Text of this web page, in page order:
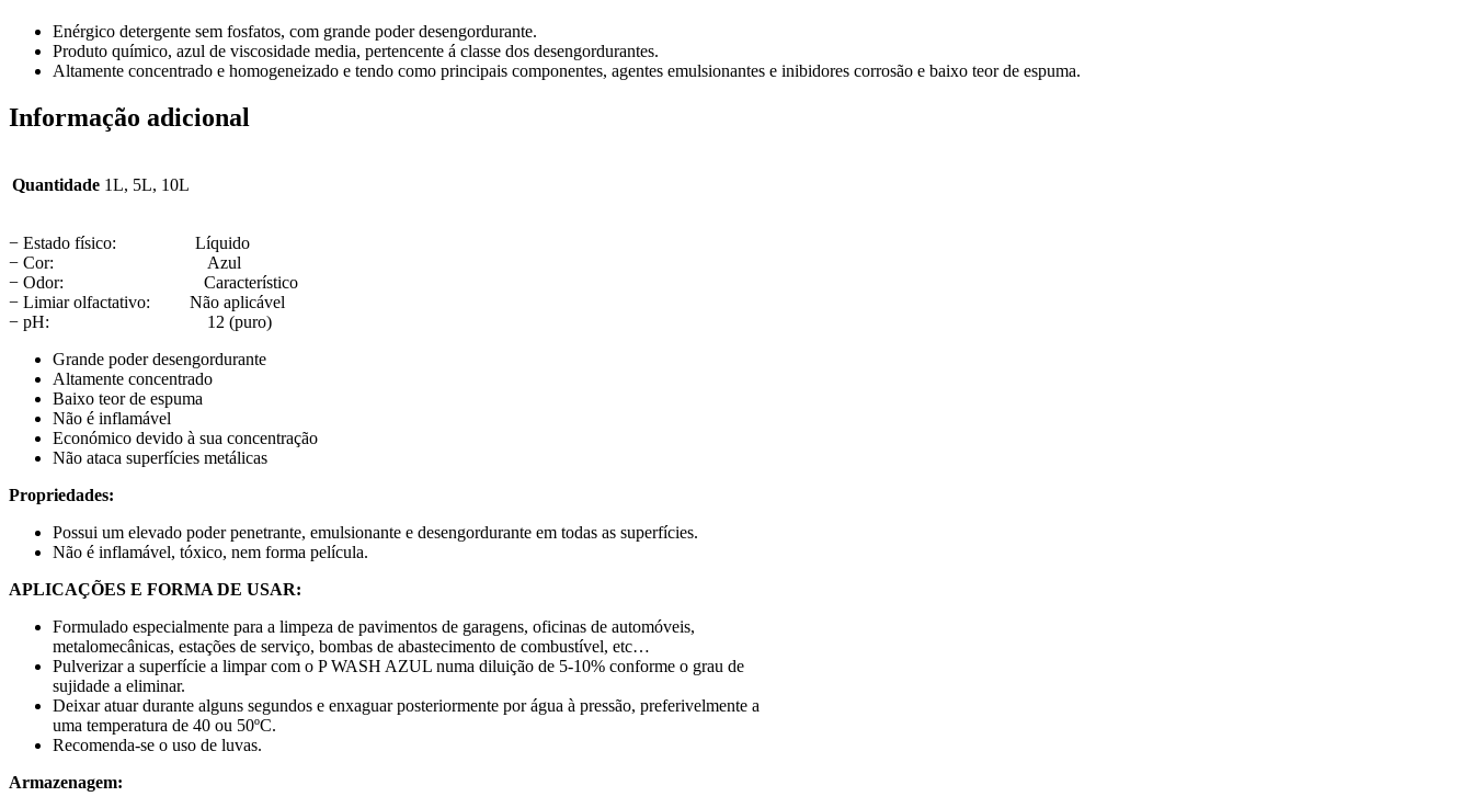
Enérgico detergente sem fosfatos, com grande poder desengordurante.
Produto químico, azul de viscosidade media, pertencente á classe dos desengordurantes.
Altamente concentrado e homogeneizado e tendo como principais componentes, agentes emulsionantes e inibidores corrosão e baixo teor de espuma.
Informação adicional
Quantidade 1L, 5L, 10L
− Estado físico: Líquido
− Cor: Azul
− Odor: Característico
− Limiar olfactativo: Não aplicável
− pH: 12 (puro)
Grande poder desengordurante
Altamente concentrado
Baixo teor de espuma
Não é inflamável
Económico devido à sua concentração
Não ataca superfícies metálicas
Propriedades:
Possui um elevado poder penetrante, emulsionante e desengordurante em todas as superfícies.
Não é inflamável, tóxico, nem forma película.
APLICAÇÕES E FORMA DE USAR:
Formulado especialmente para a limpeza de pavimentos de garagens, oficinas de automóveis,
metalomecânicas, estações de serviço, bombas de abastecimento de combustível, etc…
Pulverizar a superfície a limpar com o P WASH AZUL numa diluição de 5-10% conforme o grau de
sujidade a eliminar.
Deixar atuar durante alguns segundos e enxaguar posteriormente por água à pressão, preferivelmente a
uma temperatura de 40 ou 50ºC.
Recomenda-se o uso de luvas.
Armazenagem: